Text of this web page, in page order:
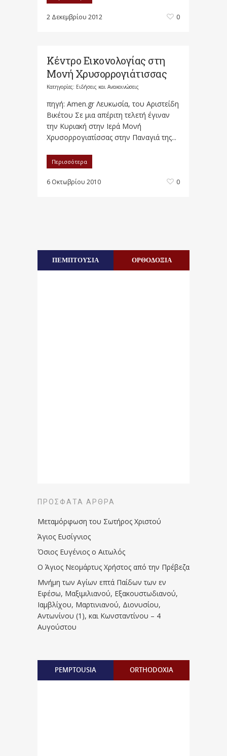
2 Δεκεμβρίου 2012 0
Κέντρο Εικονολογίας στη
Μονή Χρυσορρογιάτισσας
Κατηγορίες: Ειδήσεις και Ανακοινώσεις
πηγή: Amen.gr Λευκωσία, του Αριστείδη
Βικέτου Σε μια απέριτη τελετή έγιναν
την Κυριακή στην Ιερά Μονή
Χρυσορρογιατίσσας στην Παναγιά της...
Περισσότερα
6 Οκτωβρίου 2010 0
ΠΕΜΠΤΟΥΣΙΑ ΟΡΘΟΔΟΞΙΑ
ΠΡΌΣΦΑΤΑ ΆΡΘΡΑ
Μεταμόρφωση του Σωτήρος Χριστού
Άγιος Ευσίγνιος
Όσιος Ευγένιος ο Αιτωλός
Ο Άγιος Νεομάρτυς Χρήστος από την Πρέβεζα
Μνήμη των Aγίων επτά Παίδων των εν
Eφέσω, Mαξιμιλιανού, Eξακουστωδιανού,
Iαμβλίχου, Mαρτινιανού, Διονυσίου,
Aντωνίνου (1), και Kωνσταντίνου – 4
Αυγούστου
PEMPTOUSIA ORTHODOXIA